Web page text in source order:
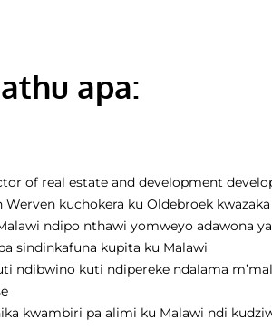
apa:
of real estate and development
Werven kuchokera ku Oldebroek
ndipo nthawi yomweyo adawona
sindinkafuna kupita ku Malawi
ndibwino kuti ndipereke ndalama
kwambiri pa alimi ku Malawi ndi